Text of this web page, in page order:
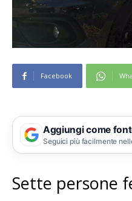
Facebook
Aggiungi come
Seguici più facilmente
Sette persone